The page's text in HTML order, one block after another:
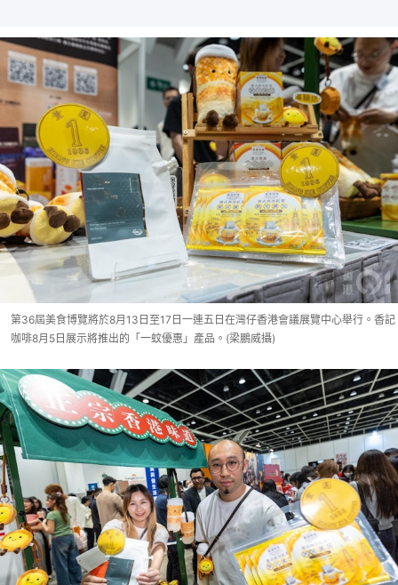
第36屆美食博覽將於8月13日至17日一連五日在灣仔香港會議展覽中心舉行。香記
咖啡8月5日展示將推出的「一蚊優惠」產品。(梁鵬威攝)